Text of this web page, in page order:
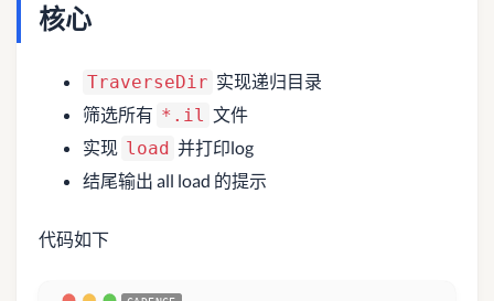
核心
TraverseDir 实现递归目录
筛选所有 *.il 文件
实现 load 并打印log
结尾输出 all load 的提示
代码如下